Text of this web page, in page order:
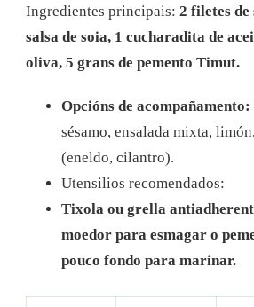
Ingredientes principais: 2 filetes de
salsa de soia, 1 cucharadita de
oliva, 5 grans de pemento Timut.
Opcións de acompañamento:
sésamo, ensalada mixta,
(eneldo, cilantro).
Utensilios recomendados:
Tixola ou grella
moedor para esmagar o
pouco fondo para marinar.